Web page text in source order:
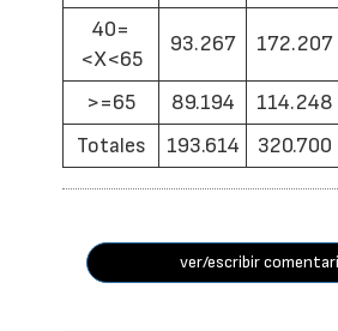
40=
<X<65
93.267 172.207
>=65 89.194 114.248
Totales
193.614 320.700
ver/escribir